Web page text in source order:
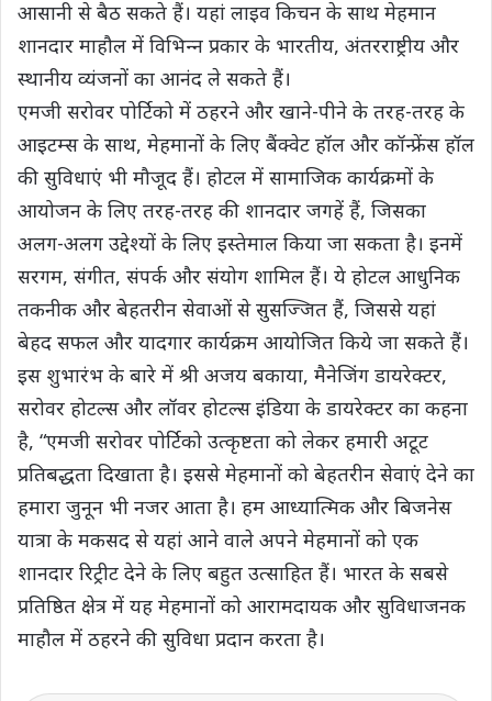
आसानी से बैठ सकते हैं। यहां लाइव किचन के साथ मेहमान
शानदार माहौल में विभिन्‍न प्रकार के भारतीय, अंतरराष्ट्रीय और
स्थानीय व्यंजनों का आनंद ले सकते हैं।
एमजी सरोवर पोर्टिको में ठहरने और खाने-पीने के तरह-तरह के
आइटम्स के साथ, मेहमानों के लिए बैंक्वेट हॉल और कॉन्फ्रेंस हॉल
की सुविधाएं भी मौजूद हैं। होटल में सामाजिक कार्यक्रमों के
आयोजन के लिए तरह-तरह की शानदार जगहें हैं, जिसका
अलग-अलग उद्देश्यों के लिए इस्तेमाल किया जा सकता है। इनमें
सरगम, संगीत, संपर्क और संयोग शामिल हैं। ये होटल आधुनिक
तकनीक और बेहतरीन सेवाओं से सुसज्जित हैं, जिससे यहां
बेहद सफल और यादगार कार्यक्रम आयोजित किये जा सकते हैं।
इस शुभारंभ के बारे में श्री अजय बकाया, मैनेजिंग डायरेक्टर,
सरोवर होटल्स और लॉवर होटल्स इंडिया के डायरेक्टर का कहना
है, “एमजी सरोवर पोर्टिको उत्कृष्टता को लेकर हमारी अटूट
प्रतिबद्धता दिखाता है। इससे मेहमानों को बेहतरीन सेवाएं देने का
हमारा जुनून भी नजर आता है। हम आध्यात्मिक और बिजनेस
यात्रा के मकसद से यहां आने वाले अपने मेहमानों को एक
शानदार रिट्रीट देने के लिए बहुत उत्साहित हैं। भारत के सबसे
प्रतिष्ठित क्षेत्र में यह मेहमानों को आरामदायक और सुविधाजनक
माहौल में ठहरने की सुविधा प्रदान करता है।